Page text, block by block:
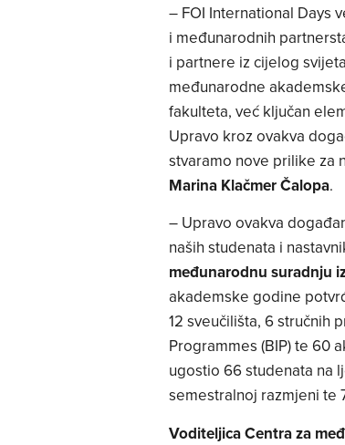
– FOI International Days
i međunarodnih
i partnere iz cijelog
međunarodne
fakulteta, već ključan
Upravo kroz ovakva
stvaramo nove prilike za
Marina Klačmer Čalopa.
– Upravo ovakva
naših studenata i
međunarodnu suradnju
akademske godine
12 sveučilišta, 6 stručnih
Programmes (BIP) te 60
ugostio 66 studenata na
semestralnoj razmjeni te
Voditeljica Centra za